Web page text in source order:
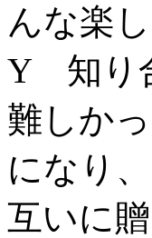
んな楽
Y 知り
難しか
になり
互いに